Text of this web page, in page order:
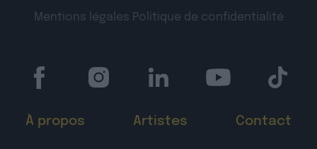
Mentions légales Politique de confidentialité
À propos Artistes Contact